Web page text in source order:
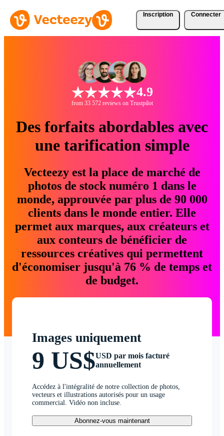
Inscription Connecter
4.9
from 33 572 reviews on Trustpilot
Des forfaits abordables avec
une tarification simple
Vecteezy est la place de marché de
photos de stock numéro 1 dans le
monde, approuvée par plus de 90 000
clients dans le monde entier. Elle
permet aux marques, aux créateurs et
aux conteurs de bénéficier de
ressources créatives qui permettent
d'économiser jusqu'à 76 % de temps et
de budget.
Images uniquement
9 US$USD par mois facturé
annuellement
Accédez à l'intégralité de notre collection de photos,
vecteurs et illustrations autorisés pour un usage
commercial. Vidéo non incluse.
Abonnez-vous maintenant